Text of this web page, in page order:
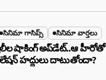
సినిమా గాసిప్స్ సినిమా వార్తలు
షాకింగ్ అప్‌డేట్..ఆ హీరోతో
హద్దులు దాటుతోందా?